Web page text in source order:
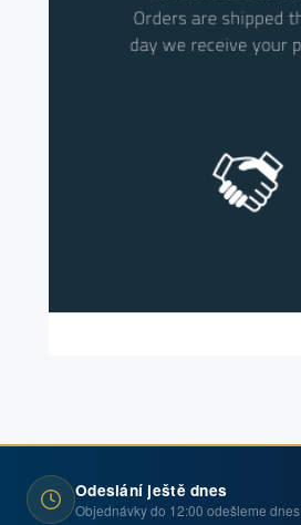
Odeslání ještě dnes
Objednávky do 12:00 odešleme dnes